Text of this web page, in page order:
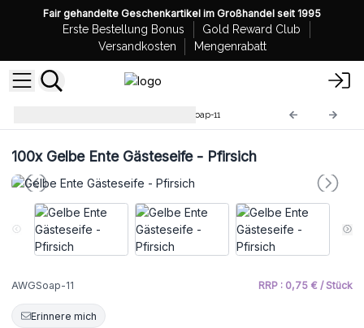
Fair gehandelte Geschenkartikel im Großhandel seit 1995
Erste Bestellung Bonus
Gold Reward Club
Versandkosten
Mengenrabatt
AWGSoap-11
100xGelbe Ente Gästeseife - Pfirsich
AWGSoap-11 RRP : 0,75 € / Stück
Erinnere mich